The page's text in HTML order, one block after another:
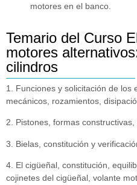
motores en el banco.
Temario del Curso
motores
cilindros
1. Funciones y solicitación de los
mecánicos, rozamientos,
2. Pistones, formas
3. Bielas, constitución y
4. El cigüeñal, constitución,
cojinetes del cigüeñal, volante